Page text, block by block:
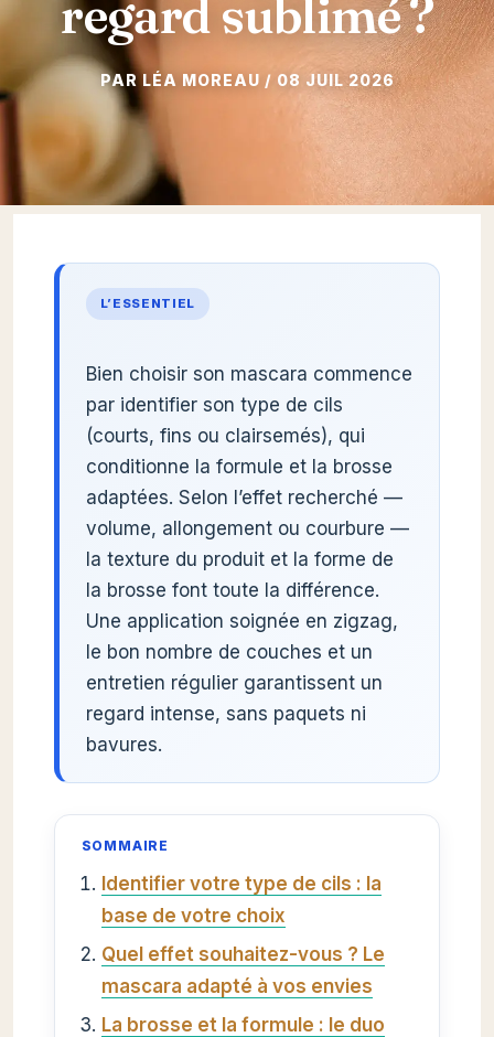
regard sublimé ?
08 JUIL 2026
L’ESSENTIEL
Bien choisir son mascara commence
par identifier son type de cils
(courts, fins ou clairsemés), qui
conditionne la formule et la brosse
adaptées. Selon l’effet recherché —
volume, allongement ou courbure —
la texture du produit et la forme de
la brosse font toute la différence.
Une application soignée en zigzag,
le bon nombre de couches et un
entretien régulier garantissent un
regard intense, sans paquets ni
bavures.
SOMMAIRE
Identifier votre type de cils : la
base de votre choix
Quel effet souhaitez-vous ? Le
mascara adapté à vos envies
La brosse et la formule : le duo